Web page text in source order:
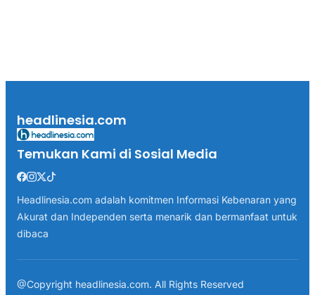
headlinesia.com
Temukan Kami di Sosial Media
Headlinesia.com adalah komitmen Informasi Kebenaran yang
Akurat dan Independen serta menarik dan bermanfaat untuk
dibaca
@Copyright headlinesia.com. All Rights Reserved